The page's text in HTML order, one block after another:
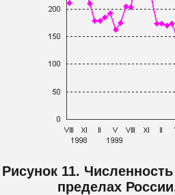
Рисунок 11.
пределах